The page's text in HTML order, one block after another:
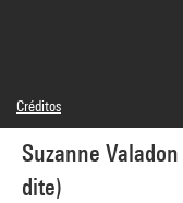
Suzanne
dite)
Créditos
Domaine public
Créditos fotográficos :
Referencia de la imagen :